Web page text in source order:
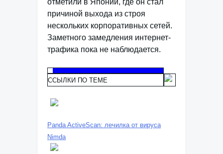
отметили в Японии, где он стал
причиной выхода из строя
нескольких корпоративных сетей.
Заметного замедления интернет-
трафика пока не наблюдается.
ССЫЛКИ ПО ТЕМЕ
Panda ActiveScan: лечилка от вируса
Nimda